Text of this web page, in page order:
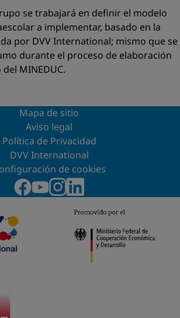
se trabajará en definir el modelo
a implementar, basado en la
por DVV International; mismo que se
durante el proceso de elaboración
MINEDUC.
Mapa de sitio
Aviso legal
Política de Privacidad
DVV International
de cookies